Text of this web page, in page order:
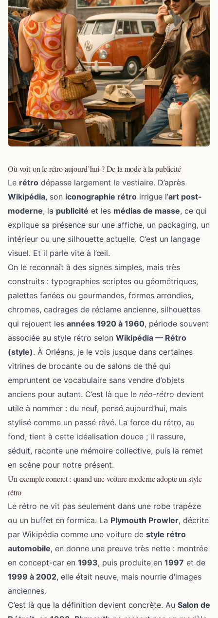
Où voit-on le rétro aujourd’hui ? De la mode à la publicité
Le rétro dépasse largement le vestiaire. D’après
Wikipédia, son iconographie rétro irrigue l’art post-
moderne, la publicité et les médias de masse, ce qui
explique sa présence sur une affiche, un packaging, un
intérieur ou une silhouette actuelle. C’est un langage
visuel. Et il parle vite à l’œil.
On le reconnaît à des signes simples, mais très
construits : typographies scriptes ou géométriques,
palettes fanées ou gourmandes, formes arrondies,
chromes, cadrages de réclame ancienne, silhouettes
qui rejouent les années 1920 à 1960, période souvent
associée au style rétro selon Wikipédia — Rétro
(style). À Orléans, je le vois jusque dans certaines
vitrines de brocante ou de salons de thé qui
empruntent ce vocabulaire sans vendre d’objets
anciens pour autant. C’est là que le néo-rétro devient
utile à nommer : du neuf, pensé aujourd’hui, mais
stylisé comme un passé rêvé. La force du rétro, au
fond, tient à cette idéalisation douce ; il rassure,
séduit, raconte une mémoire collective, puis la remet
en scène pour notre présent.
Un exemple concret : quand une voiture moderne adopte un style
rétro
Le rétro ne vit pas seulement dans une robe trapèze
ou un buffet en formica. La Plymouth Prowler, décrite
par Wikipédia comme une voiture de style rétro
automobile, en donne une preuve très nette : montrée
en concept-car en 1993, puis produite en 1997 et de
1999 à 2002, elle était neuve, mais nourrie d’images
anciennes.
C’est là que la définition devient concrète. Au Salon de